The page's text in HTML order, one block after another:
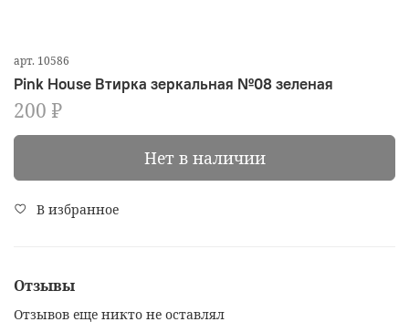
арт. 10586
Pink House Втирка зеркальная №08 зеленая
200 ₽
Нет в наличии
В избранное
Отзывы
Отзывов еще никто не оставлял